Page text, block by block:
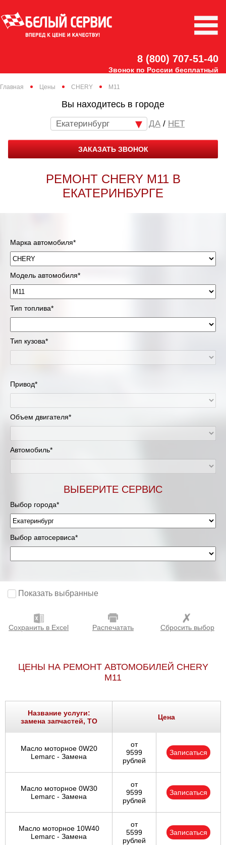
8 (800) 707-51-40
Звонок по России бесплатный
Главная Цены CHERY M11
Вы находитесь в городе
Екатеринбург / НЕТ
ЗАКАЗАТЬ ЗВОНОК
РЕМОНТ CHERY M11 В
ЕКАТЕРИНБУРГЕ
Марка автомобиля*
Модель автомобиля*
Тип топлива*
Тип кузова*
Привод*
Объем двигателя*
Автомобиль*
ВЫБЕРИТЕ СЕРВИС
Выбор города*
Выбор автосервиса*
Показать выбранные
Сохранить в Excel Распечатать Сбросить выбор
ЦЕНЫ НА РЕМОНТ АВТОМОБИЛЕЙ CHERY
M11
Название услуги:
замена запчастей, ТО
Цена
Масло моторное 0W20
Lemarc - Замена
от
9599
рублей
Записаться
Масло моторное 0W30
Lemarc - Замена
от
9599
рублей
Записаться
Масло моторное 10W40
Lemarc - Замена
от
5599
рублей
Записаться